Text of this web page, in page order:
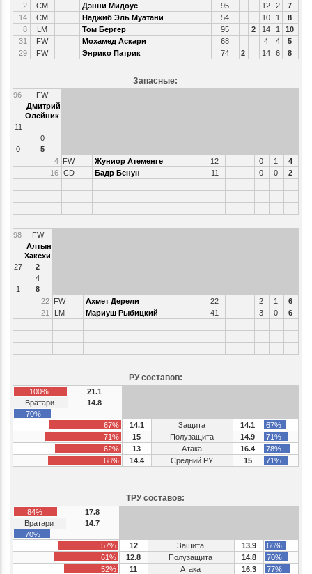
2
CM Дэнни Мидоус 95 12 2
7
14
CM Наджиб Эль Муатани 54 10 1
8
8
LM Том Бергер 95 2 14 1
10
31
FW Мохамед Аскари 68 4 4
5
29
FW Энрико Патрик 74 2 14 6 8
Запасные:
96
FW
Дмитрий
Олейник
11
0
0
5
4 FW Жуниор Атеменге 12 0 1
4
16 CD Бадр Бенун 11 0 0 2
98
FW
Алтын
Хаксхи
27
2
4
1
8
22 FW Ахмет Дерели 22 2 1
6
21
LM Мариуш Рыбицкий 41 3 0 6
РУ составов:
100%
21.1
Вратари
14.8
70%
67%
14.1 Защита 14.1
67%
71%
15 Полузащита 14.9
71%
62%
13 Атака 16.4
78%
68%
14.4 Средний РУ 15 71%
ТРУ составов:
84%
17.8
Вратари
14.7
70%
57%
12 Защита 13.9
66%
61%
12.8 Полузащита 14.8
70%
52%
11 Атака 16.3
77%